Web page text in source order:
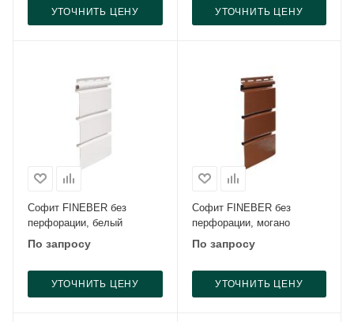
УТОЧНИТЬ ЦЕНУ УТОЧНИТЬ ЦЕНУ
Софит FINEBER без
перфорации, белый
По запросу
УТОЧНИТЬ ЦЕНУ
Софит FINEBER без
перфорации, могано
По запросу
УТОЧНИТЬ ЦЕНУ